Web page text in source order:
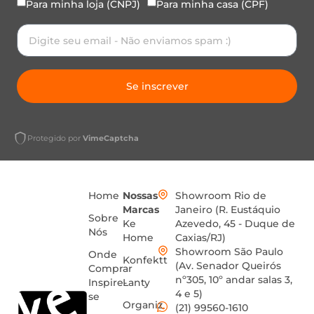
Para minha loja (CNPJ) Para minha casa (CPF)
Se inscrever
Protegido por VimeCaptcha
Home
Sobre
Nós
Onde
Comprar
Inspire-
se
Nossas
Marcas
Ke
Home
Konfektt
Lanty
Organiz
Showroom Rio de
Janeiro (R. Eustáquio
Azevedo, 45 - Duque de
Caxias/RJ)
Showroom São Paulo
(Av. Senador Queirós
nº305, 10º andar salas 3,
4 e 5)
(21) 99560-1610